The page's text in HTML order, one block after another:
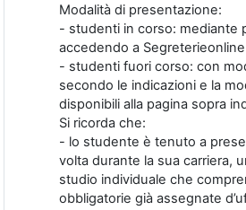
Modalità di presentazione:
- studenti in corso: mediante
accedendo a Segreterieonline
- studenti fuori corso: con
secondo le indicazioni e la
disponibili alla pagina sopra
Si ricorda che:
- lo studente è tenuto a
volta durante la sua carriera,
studio individuale che
obbligatorie già assegnate